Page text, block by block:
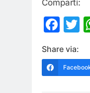
Compartí:
Share via: